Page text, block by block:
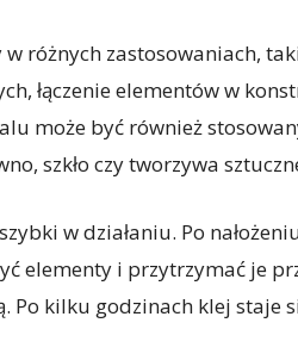
różnych zastosowaniach,
łączenie elementów w
może być również
szkło czy tworzywa
w działaniu. Po
elementy i przytrzymać je
Po kilku godzinach klej staje